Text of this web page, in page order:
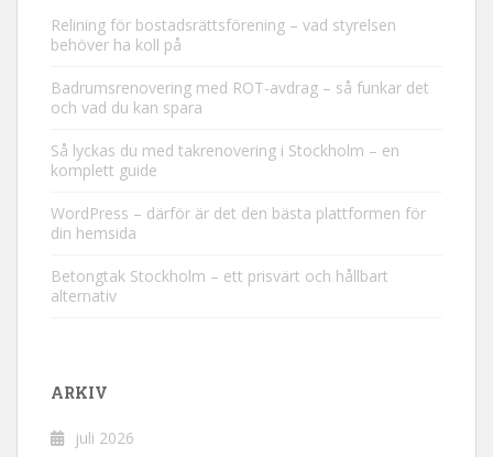
Relining för bostadsrättsförening – vad styrelsen
behöver ha koll på
Badrumsrenovering med ROT-avdrag – så funkar det
och vad du kan spara
Så lyckas du med takrenovering i Stockholm – en
komplett guide
WordPress – därför är det den bästa plattformen för
din hemsida
Betongtak Stockholm – ett prisvärt och hållbart
alternativ
ARKIV
juli 2026